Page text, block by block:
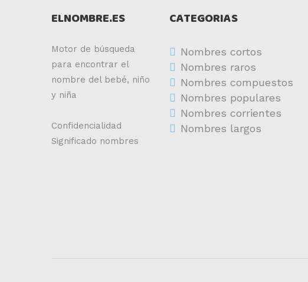
ELNOMBRE.ES
Motor de búsqueda
para encontrar el
nombre del bebé, niño
y niña
Confidencialidad
Significado nombres
CATEGORIAS
Nombres cortos
Nombres raros
Nombres compuestos
Nombres populares
Nombres corrientes
Nombres largos